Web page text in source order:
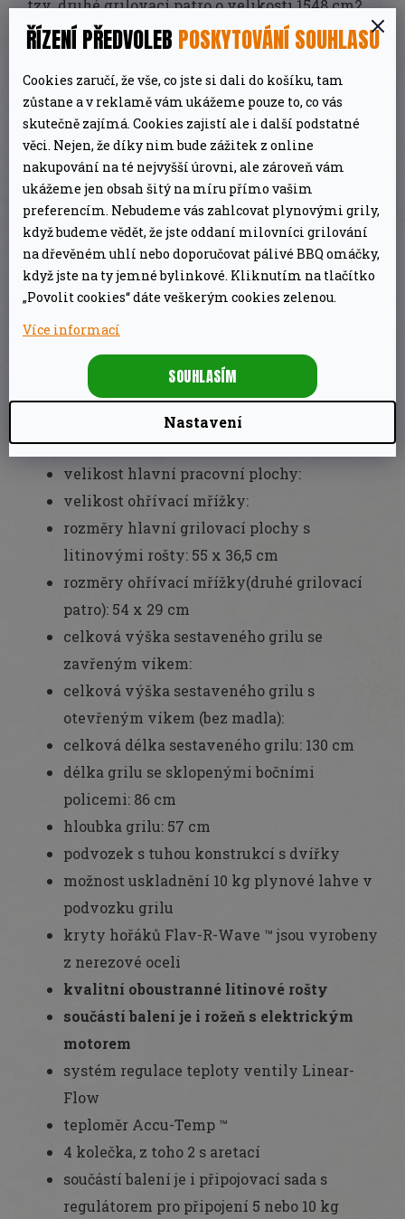
ŘÍZENÍ PŘEDVOLEB POSKYTOVÁNÍ SOUHLASU
Cookies zaručí, že vše, co jste si dali do košíku, tam
zůstane a v reklamě vám ukážeme pouze to, co vás
skutečně zajímá. Cookies zajistí ale i další podstatné
věci. Nejen, že díky nim bude zážitek z online
nakupování na té nejvyšší úrovni, ale zároveň vám
ukážeme jen obsah šitý na míru přímo vašim
preferencím. Nebudeme vás zahlcovat plynovými grily,
když budeme vědět, že jste oddaní milovníci grilování
na dřevěném uhlí nebo doporučovat pálivé BBQ omáčky,
když jste na ty jemné bylinkové. Kliknutím na tlačítko
„Povolit cookies“ dáte veškerým cookies zelenou.
Více informací
Nastavení
SOUHLASÍM
tzv. druhé grilovací patro o velikosti 1548 cm2
(ohřívací mřížka z posmaltovaného drátu),
vařič.
Skvělým doplňkem je i zadní hořák pro rožnění
a rožeň s eletrickým motorem. Gril
Broil King
Royal Shadow 390je usazen do ze dvou stran
krytého podvozku s dvířky pro pohodlné
uložení 10 kg plynové lahve.
Parametry produktu Broil King - Royal 390
Shadow
3 hořáky Dual Tube z nerezové oceli
výkon: 8,8 kW
výkon bočního vařiče: 2,7 kW
výkon zadního hořáku: 3,5 kW
zadní hořák je určen pro rožnění
velikost hlavní pracovní plochy:
velikost ohřívací mřížky:
rozměry hlavní grilovací plochy s
litinovými rošty: 55 x 36,5 cm
rozměry ohřívací mřížky(druhé grilovací
patro): 54 x 29 cm
celková výška sestaveného grilu se
zavřeným víkem:
celková výška sestaveného grilu s
otevřeným víkem (bez madla):
celková délka sestaveného grilu: 130 cm
délka grilu se sklopenými bočními
policemi: 86 cm
hloubka grilu: 57 cm
podvozek s tuhou konstrukcí s dvířky
možnost uskladnění 10 kg plynové lahve v
podvozku grilu
kryty hořáků Flav-R-Wave ™ jsou vyrobeny
z nerezové oceli
kvalitní oboustranné litinové rošty
součástí balení je i rožeň s elektrickým
motorem
systém regulace teploty ventily Linear-
Flow
teploměr Accu-Temp ™
4 kolečka, z toho 2 s aretací
součástí balení je i připojovací sada s
regulátorem pro připojení 5 nebo 10 kg